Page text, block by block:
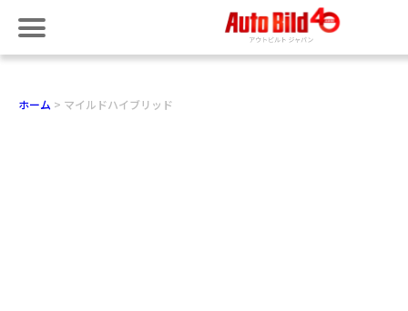
ホーム マイルドハイブリッド